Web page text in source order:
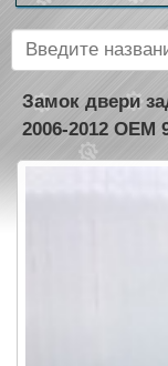
Замок двери
2006-2012 OEM